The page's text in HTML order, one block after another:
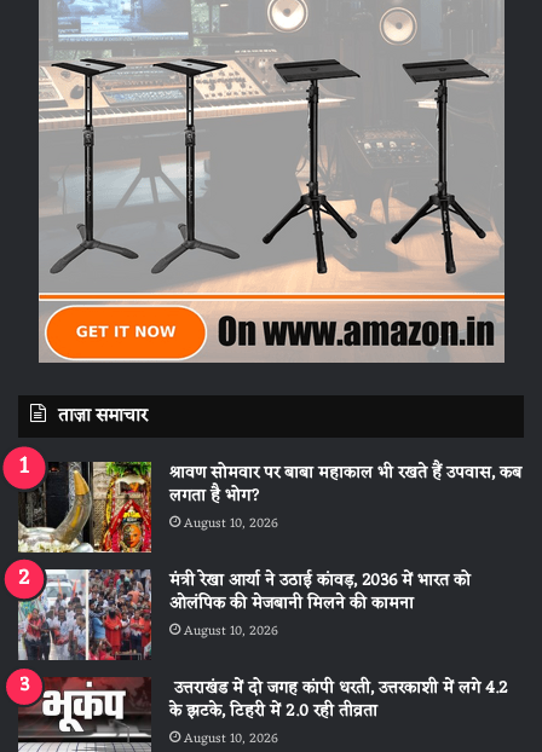
ताज़ा समाचार
श्रावण सोमवार पर बाबा महाकाल भी रखते हैं उपवास, कब
लगता है भोग?
August 10, 2026
मंत्री रेखा आर्या ने उठाई कांवड़, 2036 में भारत को
ओलंपिक की मेजबानी मिलने की कामना
August 10, 2026
उत्तराखंड में दो जगह कांपी धरती, उत्तरकाशी में लगे 4.2
के झटके, टिहरी में 2.0 रही तीव्रता
August 10, 2026